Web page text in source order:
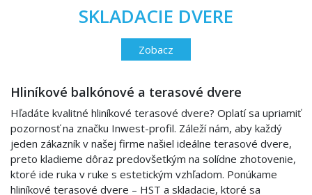
SKLADACIE DVERE
Zobacz
Hliníkové balkónové a terasové dvere
Hľadáte kvalitné hliníkové terasové dvere? Oplatí sa upriamiť
pozornosť na značku Inwest-profil. Záleží nám, aby každý
jeden zákazník v našej firme našiel ideálne terasové dvere,
preto kladieme dôraz predovšetkým na solídne zhotovenie,
ktoré ide ruka v ruke s estetickým vzhľadom. Ponúkame
hliníkové terasové dvere – HST a skladacie, ktoré sa